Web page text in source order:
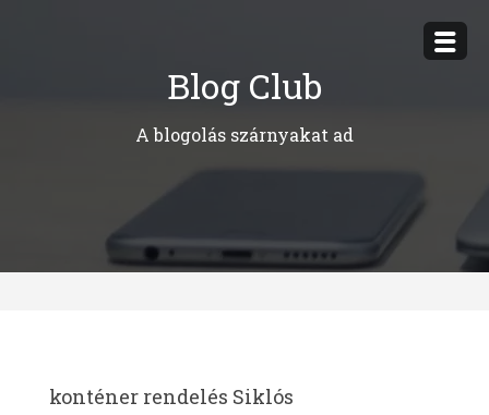
Blog Club
A blogolás szárnyakat ad
konténer rendelés Siklós